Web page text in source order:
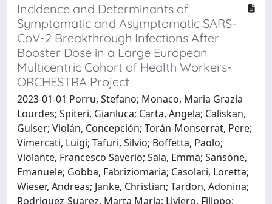
Incidence and Determinants of
Symptomatic and Asymptomatic SARS-
CoV-2 Breakthrough Infections After
Booster Dose in a Large European
Multicentric Cohort of Health Workers-
ORCHESTRA Project
2023-01-01 Porru, Stefano; Monaco, Maria Grazia
Lourdes; Spiteri, Gianluca; Carta, Angela; Caliskan,
Gulser; Violán, Concepción; Torán-Monserrat, Pere;
Vimercati, Luigi; Tafuri, Silvio; Boffetta, Paolo;
Violante, Francesco Saverio; Sala, Emma; Sansone,
Emanuele; Gobba, Fabriziomaria; Casolari, Loretta;
Wieser, Andreas; Janke, Christian; Tardon, Adonina;
Rodriguez-Suarez, Marta Maria; Liviero, Filippo;